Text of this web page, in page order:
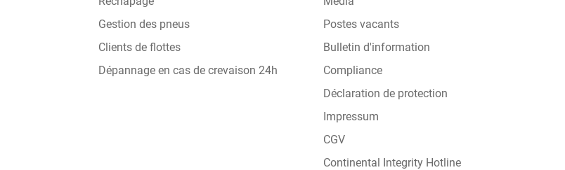
Gestion des pneus
Clients de flottes
Dépannage en cas de crevaison 24h
Postes vacants
Bulletin d'information
Compliance
Déclaration de protection
Impressum
CGV
Continental Integrity Hotline